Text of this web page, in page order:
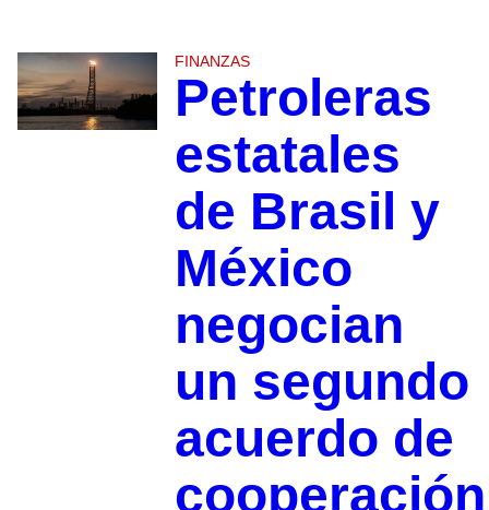
FINANZAS
Petroleras
estatales
de Brasil y
México
negocian
un segundo
acuerdo de
cooperación